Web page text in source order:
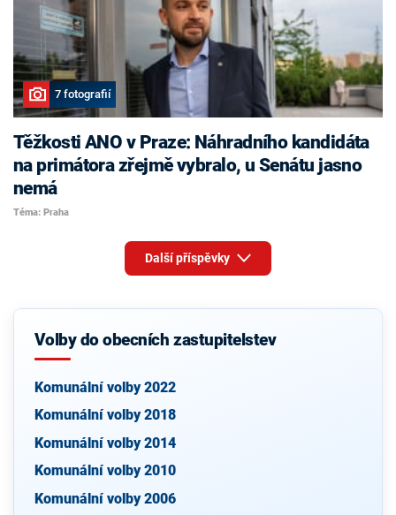
7 fotografií
Těžkosti ANO v Praze: Náhradního kandidáta
na primátora zřejmě vybralo, u Senátu jasno
nemá
Téma: Praha
Další příspěvky
Volby do obecních zastupitelstev
Komunální volby 2022
Komunální volby 2018
Komunální volby 2014
Komunální volby 2010
Komunální volby 2006